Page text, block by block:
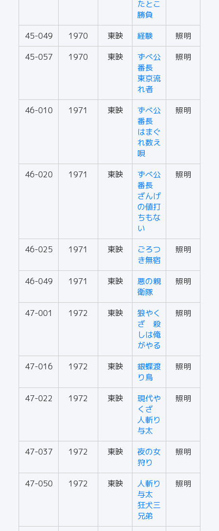
たとこ
勝負
45-049
1970 東映 経験
照明
45-057
1970 東映
ずべ公
番長
東京流
れ者
照明
46-010 1971 東映
ずべ公
番長
はまぐ
れ数え
唄
照明
46-020 1971 東映
ずべ公
番長
ざんげ
の値打
ちもな
い
照明
46-025 1971 東映
ごろつ
き無宿
照明
46-049 1971 東映
悪の親
衛隊
照明
47-001 1972 東映
狼やく
ざ 殺
しは俺
がやる
照明
47-016 1972 東映
銀蝶渡
り鳥
照明
47-022 1972 東映
現代や
くざ
人斬り
与太
照明
47-037 1972 東映
夜の女
狩り
照明
47-050 1972 東映
人斬り
与太
狂犬三
兄弟
照明